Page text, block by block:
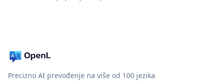
Precizno AI prevođenje na više od 100 jezika